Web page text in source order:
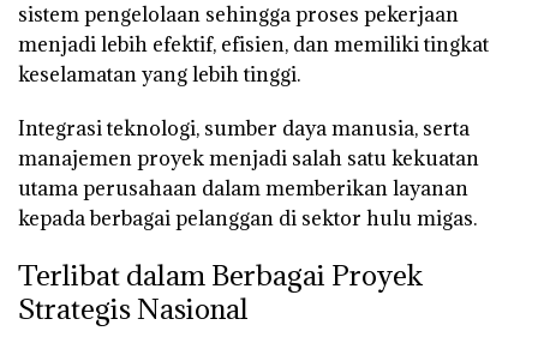
sistem pengelolaan sehingga proses pekerjaan
menjadi lebih efektif, efisien, dan memiliki tingkat
keselamatan yang lebih tinggi.
Integrasi teknologi, sumber daya manusia, serta
manajemen proyek menjadi salah satu kekuatan
utama perusahaan dalam memberikan layanan
kepada berbagai pelanggan di sektor hulu migas.
Terlibat dalam Berbagai Proyek
Strategis Nasional